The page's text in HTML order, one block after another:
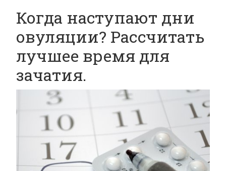
Когда наступают дни
овуляции? Рассчитать
лучшее время для
зачатия.